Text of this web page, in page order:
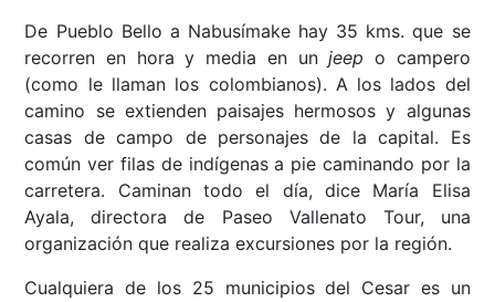
De Pueblo Bello a Nabusímake hay 35 kms. que se
recorren en hora y media en unjeep o campero
(como le llaman los colombianos). A los lados del
camino se extienden paisajes hermosos y algunas
casas de campo de personajes de la capital. Es
común ver filas de indígenas a pie caminando por la
carretera. Caminan todo el día, dice María Elisa
Ayala, directora de Paseo Vallenato Tour, una
organización que realiza excursiones por la región.
Cualquiera de los 25 municipios del Cesar es un